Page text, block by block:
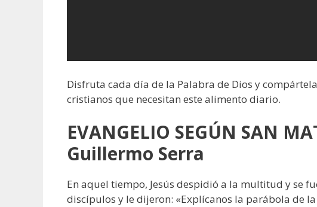
Disfruta cada día de la Palabra de Dios y
cristianos que necesitan este alimento diario.
EVANGELIO SEGÚN SAN
Guillermo Serra
En aquel tiempo, Jesús despidió a la multitud y se
discípulos y le dijeron: «Explícanos la parábola de